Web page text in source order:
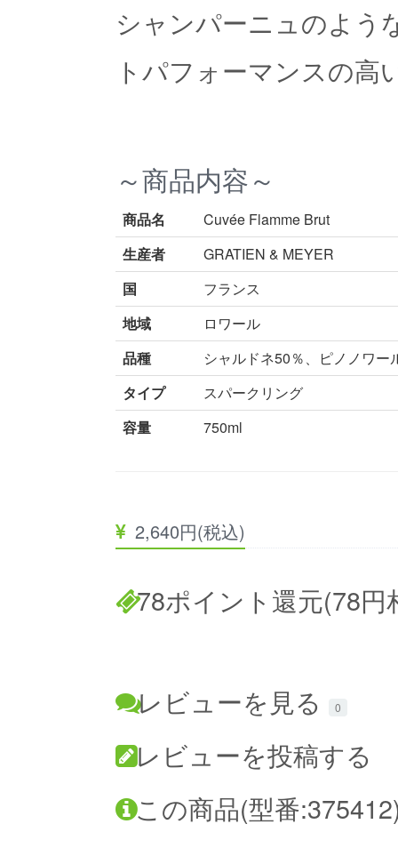
シャンパーニュのよう
トパフォーマンスの高
～商品内容～
商品名
Cuvée Flamme Brut
生産者
GRATIEN & MEYER
国
フランス
地域
ロワール
品種
シャルドネ50％、ピノノワ
タイプ
スパークリング
容量
750ml
2,640円(税込)
78ポイント還元(78円
レビューを見る 0
レビューを投稿する
この商品(型番